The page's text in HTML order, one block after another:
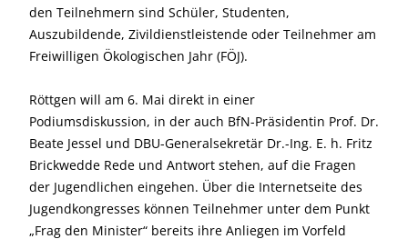
den Teilnehmern sind Schüler, Studenten,
Auszubildende, Zivildienstleistende oder Teilnehmer am
Freiwilligen Ökologischen Jahr (FÖJ).
Röttgen will am 6. Mai direkt in einer
Podiumsdiskussion, in der auch BfN-Präsidentin Prof. Dr.
Beate Jessel und DBU-Generalsekretär Dr.-Ing. E. h. Fritz
Brickwedde Rede und Antwort stehen, auf die Fragen
der Jugendlichen eingehen. Über die Internetseite des
Jugendkongresses können Teilnehmer unter dem Punkt
„Frag den Minister“ bereits ihre Anliegen im Vorfeld